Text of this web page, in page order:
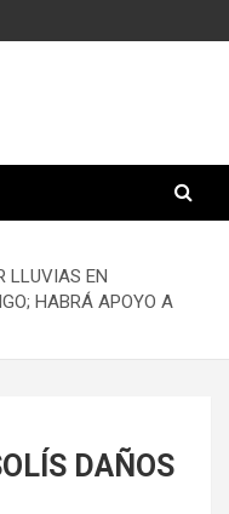
LLUVIAS EN
HABRÁ APOYO A
DAÑOS